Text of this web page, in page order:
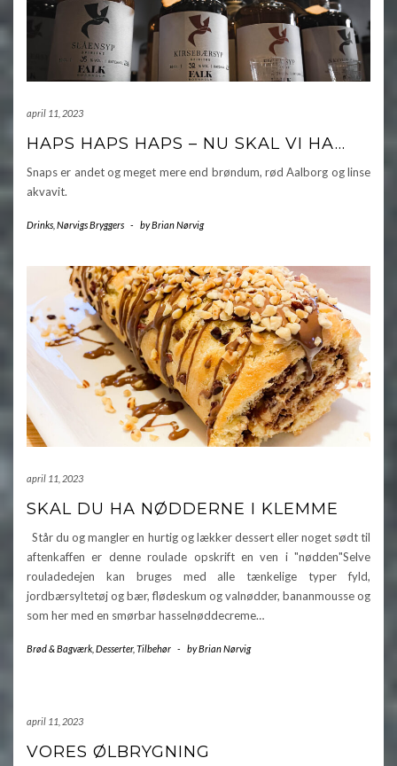
april 11, 2023
HAPS HAPS HAPS – NU SKAL VI HA…
Snaps er andet og meget mere end brøndum, rød Aalborg og linse
akvavit.
Drinks Nørvigs Bryggers - byBrian Nørvig
april 11, 2023
SKAL DU HA NØDDERNE I KLEMME
Står du og mangler en hurtig og lækker dessert eller noget sødt til
aftenkaffen er denne roulade opskrift en ven i "nødden"Selve
rouladedejen kan bruges med alle tænkelige typer fyld,
jordbærsyltetøj og bær, flødeskum og valnødder, bananmousse og
som her med en smørbar hasselnøddecreme…
Brød & Bagværk Desserter, Tilbehør - byBrian Nørvig
april 11, 2023
VORES ØLBRYGNING